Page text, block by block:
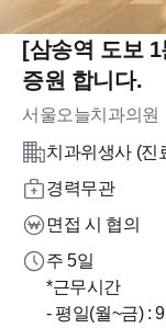
[삼송역 도보
증원 합니다.
서울오늘치과의원
치과위생사 (진
경력무관
면접 시 협의
주 5일
*근무시간
- 평일(월~금) : 9:30 ~ 18:30